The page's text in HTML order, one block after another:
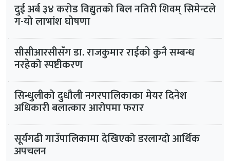
दुई अर्ब ३४ करोड विद्युतको बिल नतिरी शिवम् सिमेन्टले
ग-यो लाभांश घोषणा
सीसीआरसीसँग डा. राजकुमार राईको कुनै सम्बन्ध
नरहेको स्पष्टीकरण
सिन्धुलीको दुधौली नगरपालिकाका मेयर दिनेश
अधिकारी बलात्कार आरोपमा फरार
सूर्यगढी गाउँपालिकामा देखिएको डरलाग्दो आर्थिक
अपचलन